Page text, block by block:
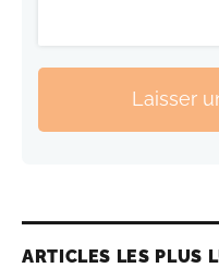
Laisser
ARTICLES LES PLUS